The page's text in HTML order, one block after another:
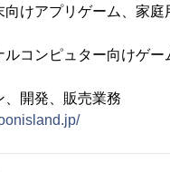
けアプリゲーム、家庭
ュター向けゲーム
、販売業務